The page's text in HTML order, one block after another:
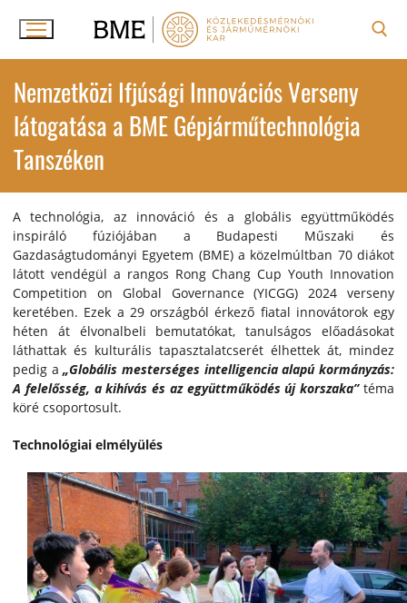
Nemzetközi Ifjúsági Innovációs Verseny
látogatása a BME Gépjárműtechnológia
Tanszéken
A technológia, az innováció és a globális együttműködés
inspiráló fúziójában a Budapesti Műszaki és
Gazdaságtudományi Egyetem (BME) a közelmúltban 70 diákot
látott vendégül a rangos Rong Chang Cup Youth Innovation
Competition on Global Governance (YICGG) 2024 verseny
keretében. Ezek a 29 országból érkező fiatal innovátorok egy
héten át élvonalbeli bemutatókat, tanulságos előadásokat
láthattak és kulturális tapasztalatcserét élhettek át, mindez
pedig a„Globális mesterséges intelligencia alapú kormányzás:
A felelősség, a kihívás és az együttműködés új korszaka”téma
köré csoportosult.
Technológiai elmélyülés